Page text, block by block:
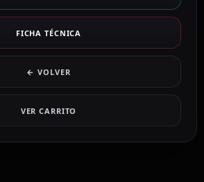
FICHA TÉCNICA
← VOLVER
VER CARRITO